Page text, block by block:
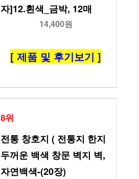
자]12.흰색_금박, 12매
14,400원
[ 제품 및 후기보기 ]
8위
전통 창호지 ( 전통지 한지
두꺼운 백색 창문 벽지 벽,
자연백색-(20장)